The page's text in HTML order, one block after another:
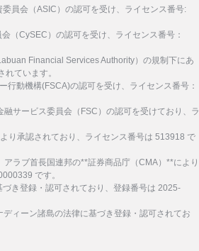
員会（ASIC）の認可を受け、ライセンス番号:
（CySEC）の認可を受け、ライセンス番号：
Financial Services Authority）の規制下にあ
ています。
行動機構(FSCA)の認可を受け、ライセンス番号：
サービス委員会（FSC）の認可を受けており、ラ
り承認されており、ライセンス番号は 513918 で
ラブ首長国連邦の**証券商品庁（CMA）**により
です。
き登録・認可されており、登録番号は 2025-
ィーン諸島の法律に基づき登録・認可されてお